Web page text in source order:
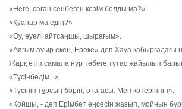
«Неге, саған сенбеген кезім болды ма?»
«Қуанар ма едің?»
«Оу, әуелі айтсаңшы, шырағым».
«Аяғым ауыр екен, Ереке» деп Хауа қабырғадағы
Жарқ етіп самала нұр төбеге тұтас жайылып
«Түсінбедім...»
«Түсініп тұрсың бәрін, отағасы. Мен көтеріппін».
«Қойшы, - деп Ерімбет еңсесін жазып, мойнын